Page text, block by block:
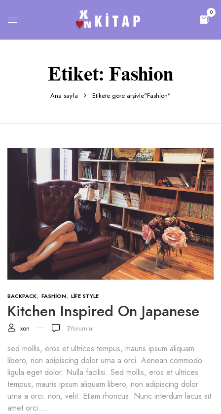
0
Etiket: Fashion
Ana sayfa Etikete göre arşivle"Fashion"
BACKPACK, FASHION, LIFE STYLE
Kitchen Inspired On Japanese
xon 3Yorumlar
sed mollis, eros et ultrices tempus, mauris ipsum aliquam
libero, non adipiscing dolor urna a orci. Aenean commodo
ligula eget dolor. Nulla facilisi. Sed mollis, eros et ultrices
tempus, mauris ipsum aliquam libero, non adipiscing dolor
urna a orci. non, velit. Etiam rhoncus. Nunc interdum lacus sit
amet orci....